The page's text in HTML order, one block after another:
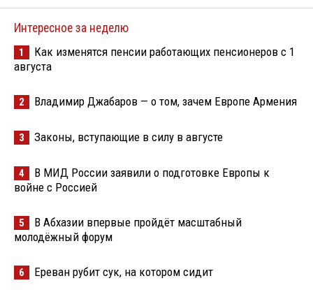
Интересное за неделю
1
Как изменятся пенсии работающих пенсионеров с 1
августа
2 Владимир Джабаров — о том, зачем Европе Армения
3 Законы, вступающие в силу в августе
4
В МИД России заявили о подготовке Европы к
войне с Россией
5
В Абхазии впервые пройдёт масштабный
молодёжный форум
6 Ереван рубит сук, на котором сидит